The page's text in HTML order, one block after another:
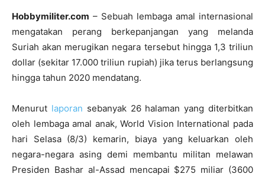
Hobbymiliter.com – Sebuah lembaga amal internasional
mengatakan perang berkepanjangan yang melanda
Suriah akan merugikan negara tersebut hingga 1,3 triliun
dollar (sekitar 17.000 triliun rupiah) jika terus berlangsung
hingga tahun 2020 mendatang.
Menurut laporan sebanyak 26 halaman yang diterbitkan
oleh lembaga amal anak, World Vision International pada
hari Selasa (8/3) kemarin, biaya yang keluarkan oleh
negara-negara asing demi membantu militan melawan
Presiden Bashar al-Assad mencapai $275 miliar (3600